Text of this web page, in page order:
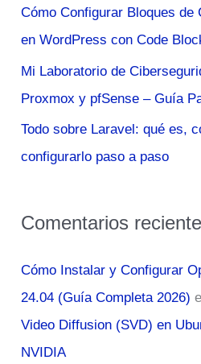
r
:
Cómo Configurar Bloques de
en WordPress con Code
Mi Laboratorio de
Proxmox y pfSense – Guía
Todo sobre Laravel: qué es,
configurarlo paso a paso
Comentarios
Cómo Instalar y Configurar
24.04 (Guía Completa 2026)
Video Diffusion (SVD) en
NVIDIA